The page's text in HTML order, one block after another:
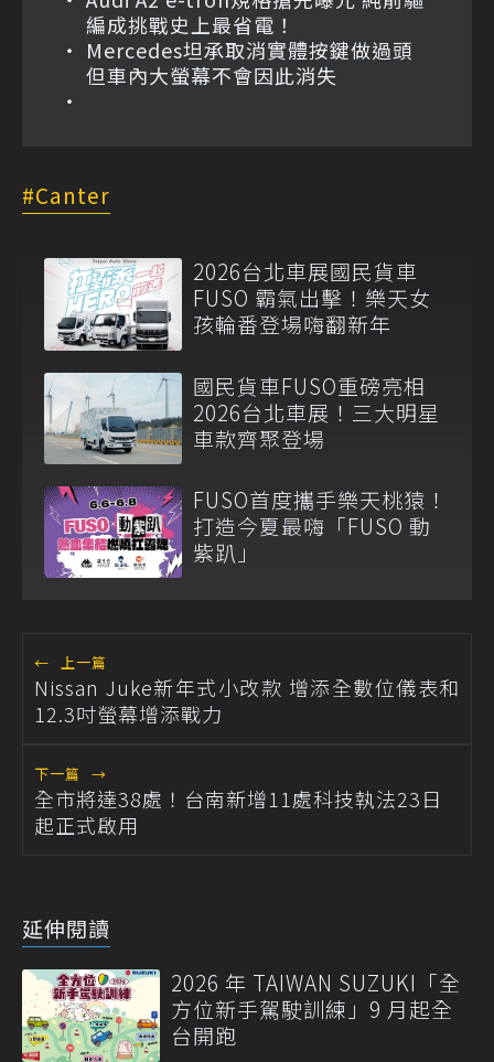
編成挑戰史上最省電！
Mercedes坦承取消實體按鍵做過頭
但車內大螢幕不會因此消失
Canter
2026台北車展國民貨車
FUSO 霸氣出擊！樂天女
孩輪番登場嗨翻新年
國民貨車FUSO重磅亮相
2026台北車展！三大明星
車款齊聚登場
FUSO首度攜手樂天桃猿！
打造今夏最嗨「FUSO 動
紫趴」
← 上一篇
Nissan Juke新年式小改款 增添全數位儀表和
12.3吋螢幕增添戰力
下一篇 →
全市將達38處！台南新增11處科技執法23日
起正式啟用
延伸閱讀
2026 年 TAIWAN SUZUKI「全
方位新手駕駛訓練」9 月起全
台開跑